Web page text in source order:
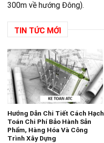
300m về hướng Đông).
TIN TỨC MỚI
Hướng Dẫn Chi Tiết Cách Hạch
Toán Chi Phí Bảo Hành Sản
Phẩm, Hàng Hóa Và Công
Trình Xây Dựng